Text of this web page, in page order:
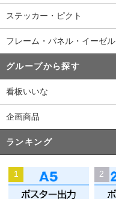
ステッカー・ピクト
フレーム・パネル・イーゼル
グループから探す
看板いいな
企画商品
ランキング
1 2